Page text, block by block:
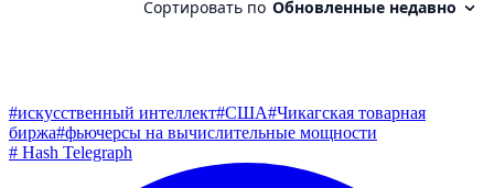
#искусственный интеллект#США#Чикагская товарная
биржа#фьючерсы на вычислительные мощности
# Hash Telegraph